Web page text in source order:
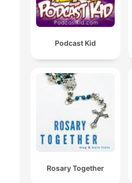
Podcast Kid
Rosary Together